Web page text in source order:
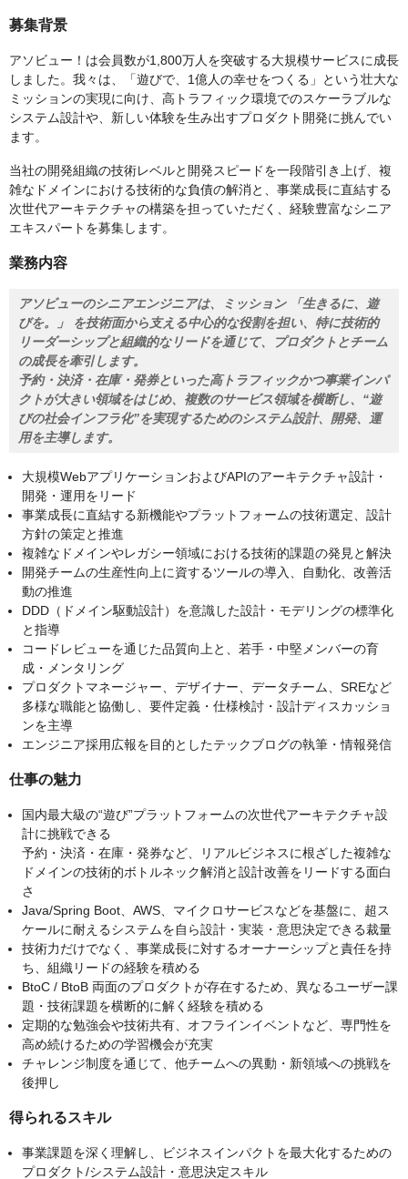
募集背景
アソビュー！は会員数が1,800万人を突破する大規模サービスに成長
しました。我々は、「遊びで、1億人の幸せをつくる」という壮大な
ミッションの実現に向け、高トラフィック環境でのスケーラブルな
システム設計や、新しい体験を生み出すプロダクト開発に挑んでい
ます。
当社の開発組織の技術レベルと開発スピードを一段階引き上げ、複
雑なドメインにおける技術的な負債の解消と、事業成長に直結する
次世代アーキテクチャの構築を担っていただく、経験豊富なシニア
エキスパートを募集します。
業務内容
アソビューのシニアエンジニアは、ミッション 「生きるに、遊
びを。」 を技術面から支える中心的な役割を担い、特に技術的
リーダーシップと組織的なリードを通じて、プロダクトとチーム
の成長を牽引します。
予約・決済・在庫・発券といった高トラフィックかつ事業インパ
クトが大きい領域をはじめ、複数のサービス領域を横断し、“遊
びの社会インフラ化”を実現するためのシステム設計、開発、運
用を主導します。
大規模WebアプリケーションおよびAPIのアーキテクチャ設計・
開発・運用をリード
事業成長に直結する新機能やプラットフォームの技術選定、設計
方針の策定と推進
複雑なドメインやレガシー領域における技術的課題の発見と解決
開発チームの生産性向上に資するツールの導入、自動化、改善活
動の推進
DDD（ドメイン駆動設計）を意識した設計・モデリングの標準化
と指導
コードレビューを通じた品質向上と、若手・中堅メンバーの育
成・メンタリング
プロダクトマネージャー、デザイナー、データチーム、SREなど
多様な職能と協働し、要件定義・仕様検討・設計ディスカッショ
ンを主導
エンジニア採用広報を目的としたテックブログの執筆・情報発信
仕事の魅力
国内最大級の“遊び”プラットフォームの次世代アーキテクチャ設
計に挑戦できる
予約・決済・在庫・発券など、リアルビジネスに根ざした複雑な
ドメインの技術的ボトルネック解消と設計改善をリードする面白
さ
Java/Spring Boot、AWS、マイクロサービスなどを基盤に、超ス
ケールに耐えるシステムを自ら設計・実装・意思決定できる裁量
技術力だけでなく、事業成長に対するオーナーシップと責任を持
ち、組織リードの経験を積める
BtoC / BtoB 両面のプロダクトが存在するため、異なるユーザー課
題・技術課題を横断的に解く経験を積める
定期的な勉強会や技術共有、オフラインイベントなど、専門性を
高め続けるための学習機会が充実
チャレンジ制度を通じて、他チームへの異動・新領域への挑戦を
後押し
得られるスキル
事業課題を深く理解し、ビジネスインパクトを最大化するための
プロダクト/システム設計・意思決定スキル